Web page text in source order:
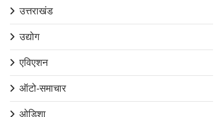
उत्तराखंड
उद्योग
एविएशन
ऑटो-समाचार
ओडिशा